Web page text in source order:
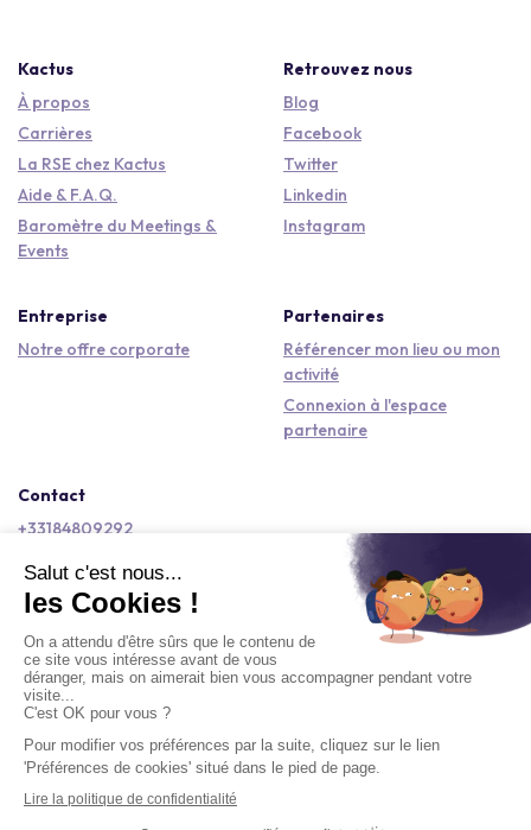
Kactus
À propos
Carrières
La RSE chez Kactus
Aide & F.A.Q.
Baromètre du Meetings &
Events
Retrouvez nous
Blog
Facebook
Twitter
Linkedin
Instagram
Entreprise
Notre offre corporate
Partenaires
Référencer mon lieu ou mon
activité
Connexion à l'espace
partenaire
Contact
+33184809292
Copyright © 2026 Kactus Tous droits réservés
Conditions générales d'utilisation
Mentions légales
Signaler un contenu